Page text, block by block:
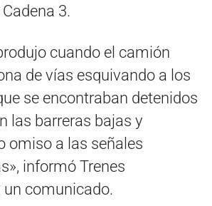
3.
cuando el camión
de vías esquivando a los
se encontraban detenidos
las barreras bajas y
omiso a las señales
informó Trenes
un comunicado.